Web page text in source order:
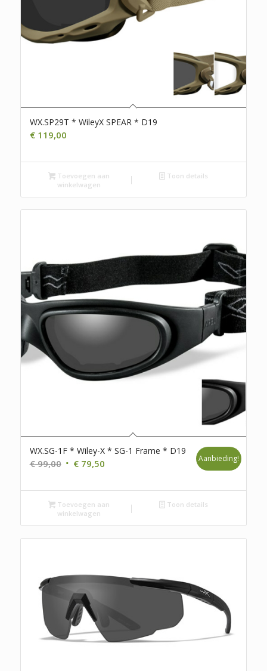
WX.SP29T * WileyX SPEAR * D19
€119,00
Toevoegen aan
winkelwagen
Toon details
WX.SG-1F * Wiley-X * SG-1 Frame * D19
€99,00 Oorspronkelijke
was:
€ 99,00.
€79,50Huidige
is:
€ 79,50.
Aanbieding!
Toevoegen aan
winkelwagen
Toon details